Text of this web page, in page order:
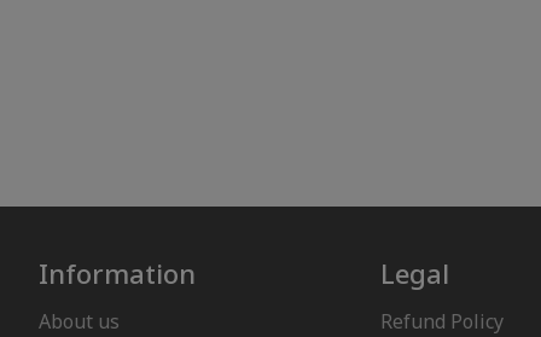
Information
About us
Legal
Refund Policy